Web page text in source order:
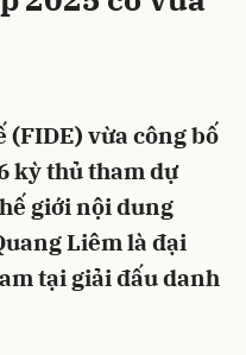
(FIDE) vừa công bố
kỳ thủ tham dự
giới nội dung
Liêm là đại
tại giải đấu danh